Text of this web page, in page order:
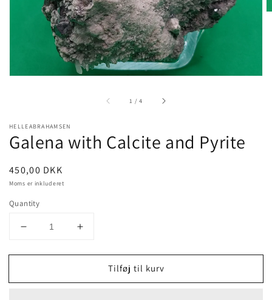
1 /of
4
HELLEABRAHAMSEN
Galena with Calcite and Pyrite
Pris
450,00 DKK
Moms er inkluderet
Quantity
Decrease
for
with
Increase
for
Galena
with
Tilføj til kurv